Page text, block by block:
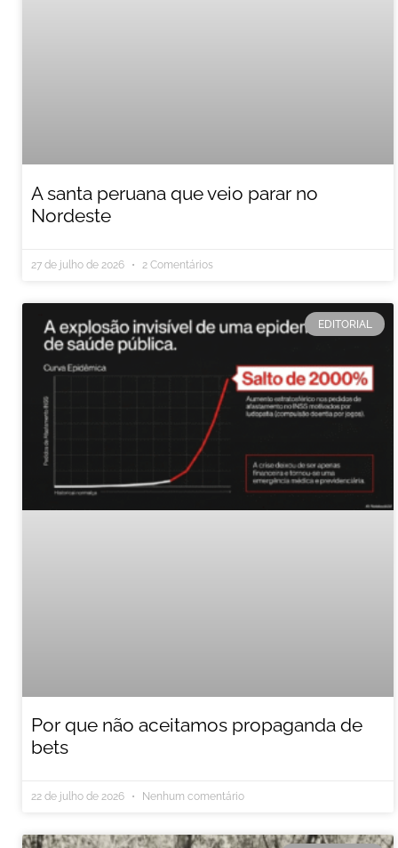
A santa peruana que veio parar no
Nordeste
27 de julho de 2026 2 Comentários
EDITORIAL
Por que não aceitamos propaganda de
bets
22 de julho de 2026 Nenhum comentário